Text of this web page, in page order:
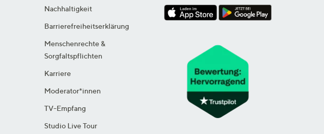
Nachhaltigkeit
Barrierefreiheitserklärung
Menschenrechte &
Sorgfaltspflichten
Karriere
Moderator*innen
TV-Empfang
Studio Live Tour